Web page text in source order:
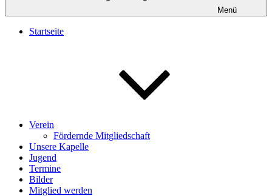
Menü
Startseite
Verein
Fördernde Mitgliedschaft
Unsere Kapelle
Jugend
Termine
Bilder
Mitglied werden